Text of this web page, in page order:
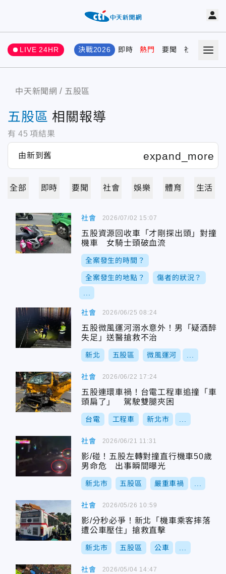
LIVE 24HR 決戰2026 即時 熱門 要聞 社會 娛樂
中天新聞網 五股區
五股區 相關報導
有 45 項結果
全部 即時 要聞 社會 娛樂 體育 生活
社會
五股資源回收車「才剛探出頭」對撞
機車 女騎士頭破血流
全案發生的時間？
全案發生的地點？ 傷者的狀況？
2026/07/02 15:07
社會
五股微風運河溺水意外！男「疑酒醉
失足」送醫搶救不治
新北 五股區 微風運河
2026/06/25 08:24
社會
五股連環車禍！台電工程車追撞「車
頭扁了」 駕駛雙腿夾困
台電 工程車 新北市
2026/06/22 17:24
社會
影/碰！五股左轉對撞直行機車50歲
男命危 出事瞬間曝光
新北市 五股區 嚴重車禍
2026/06/21 11:31
社會
影/分秒必爭！新北「機車乘客摔落
遭公車壓住」搶救直擊
新北市 五股區 公車
2026/05/26 10:59
社會 2026/05/04 14:47